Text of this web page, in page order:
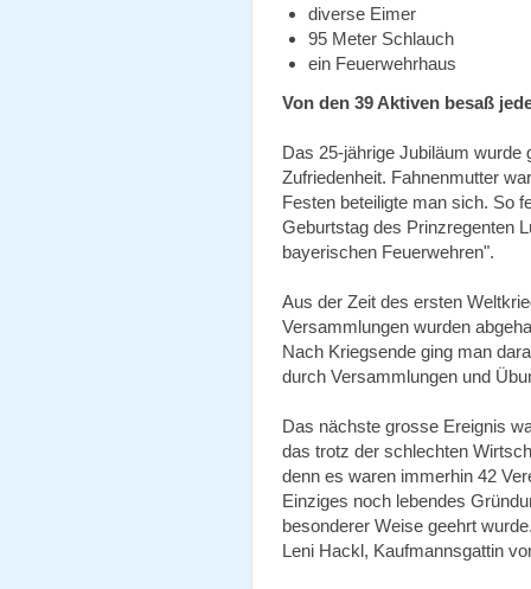
diverse Eimer
95 Meter Schlauch
ein Feuerwehrhaus
Von den 39 Aktiven besaß
Das 25-jährige Jubiläum wurde
Zufriedenheit. Fahnenmutter
Festen beteiligte man sich. So
Geburtstag des Prinzregenten
bayerischen Feuerwehren".
Aus der Zeit des ersten
Versammlungen wurden
Nach Kriegsende ging man
durch Versammlungen und
Das nächste grosse Ereignis
das trotz der schlechten
denn es waren immerhin 42
Einziges noch lebendes
besonderer Weise geehrt
Leni Hackl, Kaufmannsgattin